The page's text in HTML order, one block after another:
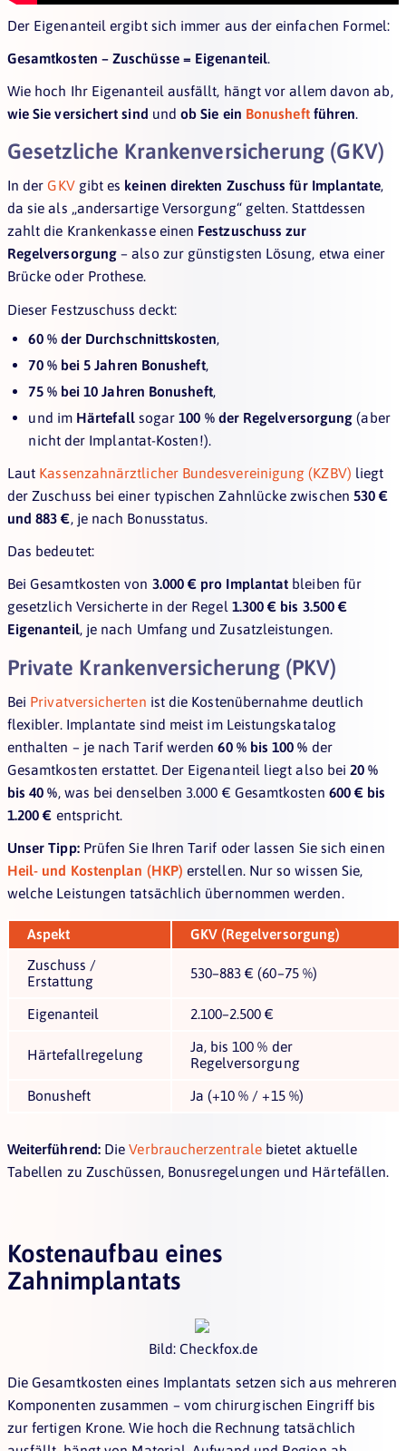
Der Eigenanteil ergibt sich immer aus der einfachen Formel:
Gesamtkosten – Zuschüsse = Eigenanteil.
Wie hoch Ihr Eigenanteil ausfällt, hängt vor allem davon ab,
wie Sie versichert sind undob Sie ein Bonusheft führen.
Gesetzliche Krankenversicherung (GKV)
In der GKV gibt es keinen direkten Zuschuss für Implantate,
da sie als „andersartige Versorgung“ gelten. Stattdessen
zahlt die Krankenkasse einen Festzuschuss zur
Regelversorgung – also zur günstigsten Lösung, etwa einer
Brücke oder Prothese.
Dieser Festzuschuss deckt:
60 % der Durchschnittskosten,
70 % bei 5 Jahren Bonusheft,
75 % bei 10 Jahren Bonusheft,
und im Härtefallsogar100 % der Regelversorgung (aber
nicht der Implantat-Kosten!).
Laut Kassenzahnärztlicher Bundesvereinigung (KZBV) liegt
der Zuschuss bei einer typischen Zahnlücke zwischen 530 €
und 883 €, je nach Bonusstatus.
Das bedeutet:
Bei Gesamtkosten von 3.000 € pro Implantat bleiben für
gesetzlich Versicherte in der Regel 1.300 € bis 3.500 €
Eigenanteil, je nach Umfang und Zusatzleistungen.
Private Krankenversicherung (PKV)
Bei Privatversicherten ist die Kostenübernahme deutlich
flexibler. Implantate sind meist im Leistungskatalog
enthalten – je nach Tarif werden60 % bis 100 % der
Gesamtkosten erstattet. Der Eigenanteil liegt also bei20 %
bis 40 %, was bei denselben 3.000 € Gesamtkosten 600 € bis
1.200 € entspricht.
Unser Tipp: Prüfen Sie Ihren Tarif oder lassen Sie sich einen
Heil- und Kostenplan (HKP) erstellen. Nur so wissen Sie,
welche Leistungen tatsächlich übernommen werden.
Aspekt
GKV (Regelversorgung)
Zuschuss /
Erstattung
530–883 € (60–75 %)
Eigenanteil 2.100–2.500 €
Härtefallregelung
Ja, bis 100 % der
Regelversorgung
Bonusheft
Ja (+10 % / +15 %)
Weiterführend: Die Verbraucherzentralebietet aktuelle
Tabellen zu Zuschüssen, Bonusregelungen und Härtefällen.
Kostenaufbau eines
Zahnimplantats
Bild: Checkfox.de
Die Gesamtkosten eines Implantats setzen sich aus mehreren
Komponenten zusammen – vom chirurgischen Eingriff bis
zur fertigen Krone. Wie hoch die Rechnung tatsächlich